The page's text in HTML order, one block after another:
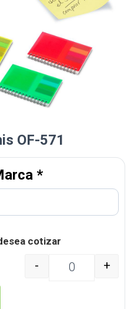
OF-571
*
cotizar
Mini libreta Memphis
- +